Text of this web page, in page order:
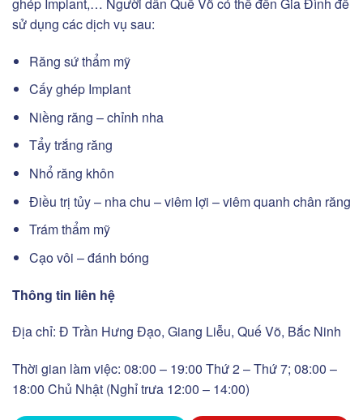
sử dụng các dịch vụ sau:
Răng sứ thẩm mỹ
Cấy ghép Implant
Niềng răng – chỉnh nha
Tẩy trắng răng
Nhổ răng khôn
Điều trị tủy – nha chu – viêm lợi – viêm quanh chân răng
Trám thẩm mỹ
Cạo vôi – đánh bóng
Thông tin liên hệ
Địa chỉ: Đ Trần Hưng Đạo, Giang Liễu, Quế Võ, Bắc Ninh
Thời gian làm việc: 08:00 – 19:00 Thứ 2 – Thứ 7; 08:00 –
18:00 Chủ Nhật (Nghỉ trưa 12:00 – 14:00)